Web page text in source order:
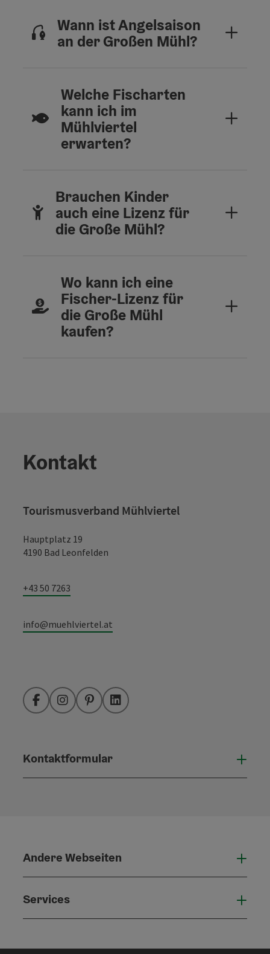
Wann ist Angelsaison
an der Großen Mühl?
Welche Fischarten
kann ich im
Mühlviertel
erwarten?
Brauchen Kinder
auch eine Lizenz für
die Große Mühl?
Wo kann ich eine
Fischer-Lizenz für
die Große Mühl
kaufen?
Kontakt
Tourismusverband Mühlviertel
Hauptplatz 19
4190 Bad Leonfelden
+43 50 7263
info@muehlviertel.at
FacebookInstagramPinterestLinkedIn
Kontaktformular
Andere Webseiten
Services